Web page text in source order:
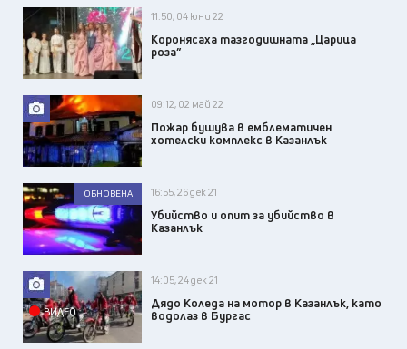
11:50, 04 юни 22
Коронясаха тазгодишната „Царица
роза”
09:12, 02 май 22
Пожар бушува в емблематичен
хотелски комплекс в Казанлък
ОБНОВЕНА 16:55, 26 дек 21
Убийство и опит за убийство в
Казанлък
ВИДЕО
14:05, 24 дек 21
Дядо Коледа на мотор в Казанлък, като
водолаз в Бургас